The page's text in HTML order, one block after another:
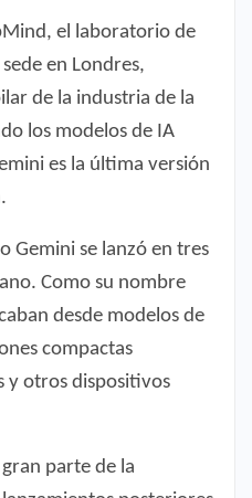
el laboratorio de
en Londres,
de la industria de la
los modelos de IA
es la última versión
Gemini se lanzó en tres
Como su nombre
desde modelos de
compactas
y otros dispositivos
parte de la